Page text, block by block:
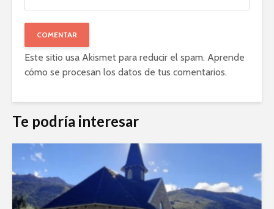
Este sitio usa Akismet para reducir el spam. Aprende
cómo se procesan los datos de tus comentarios.
Te podría interesar